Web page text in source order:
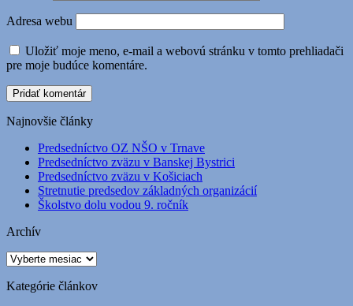
Adresa webu
Uložiť moje meno, e-mail a webovú stránku v tomto prehliadači
pre moje budúce komentáre.
Najnovšie články
Predsedníctvo OZ NŠO v Trnave
Predsedníctvo zväzu v Banskej Bystrici
Predsedníctvo zväzu v Košiciach
Stretnutie predsedov základných organizácií
Školstvo dolu vodou 9. ročník
Archív
Archív
Kategórie článkov